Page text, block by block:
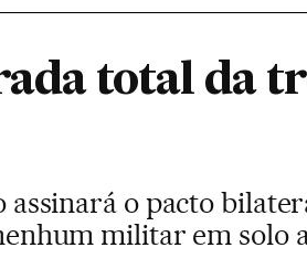
total da
o pacto
militar em solo